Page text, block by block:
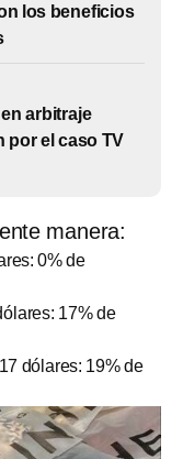
los beneficios
arbitraje
por el caso TV
manera:
0% de
17% de
dólares: 19% de